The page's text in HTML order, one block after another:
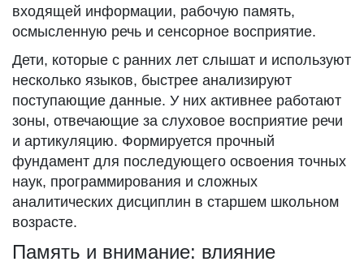
входящей информации, рабочую память,
осмысленную речь и сенсорное восприятие.
Дети, которые с ранних лет слышат и используют
несколько языков, быстрее анализируют
поступающие данные. У них активнее работают
зоны, отвечающие за слуховое восприятие речи
и артикуляцию. Формируется прочный
фундамент для последующего освоения точных
наук, программирования и сложных
аналитических дисциплин в старшем школьном
возрасте.
Память и внимание: влияние